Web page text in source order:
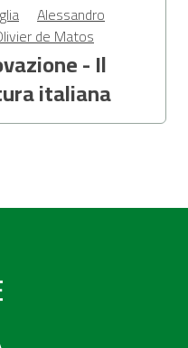
Alessandro
de Matos
- Il
italiana